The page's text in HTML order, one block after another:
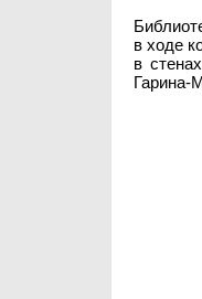
в ходе
в
Гарина-